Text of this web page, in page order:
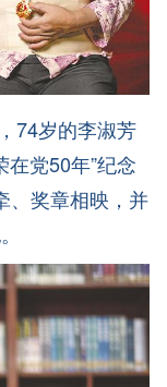
74岁的李淑芳
在党50年”纪念
、奖章相映，并